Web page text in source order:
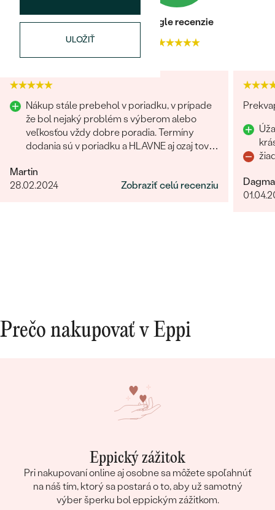
ULOŽIŤ
Heuréka recenzie
4.9
Google recenzie
Nákup stále prebehol v poriadku, v prípade
že bol nejaký problém s výberom alebo
veľkosťou vždy dobre poradia. Termíny
dodania sú v poriadku a HLAVNE aj ozaj tovar
Martin
28.02.2024
Zobraziť celú recenziu
Prečo nakupovať v Eppi
Eppický zážitok
Pri nakupovaní online aj osobne sa môžete spoľahnúť
na náš tím, ktorý sa postará o to, aby už samotný
výber šperku bol eppickým zážitkom.